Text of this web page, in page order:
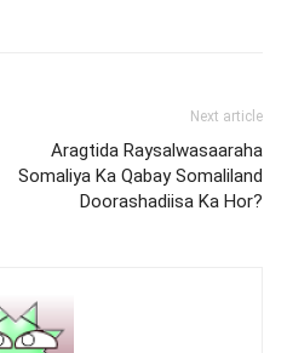
Next article
Aragtida Raysalwasaaraha
Somaliya Ka Qabay Somaliland
Doorashadiisa Ka Hor?